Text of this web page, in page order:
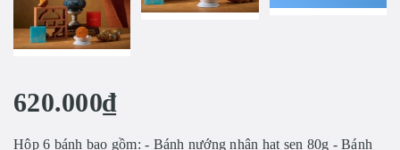
620.000₫
Hộp 6 bánh bao gồm: - Bánh nướng nhân hạt sen 80g - Bánh